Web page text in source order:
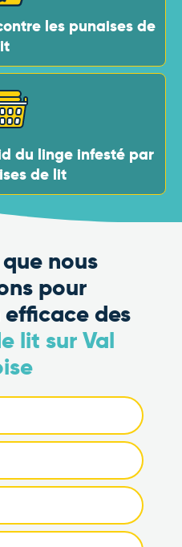
les punaises de
du linge infesté par
de lit
nous
pour
des
lit sur Val